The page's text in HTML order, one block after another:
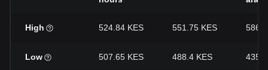
High 524.84 KES 551.75 KES
Low 507.65 KES 488.4 KES 435